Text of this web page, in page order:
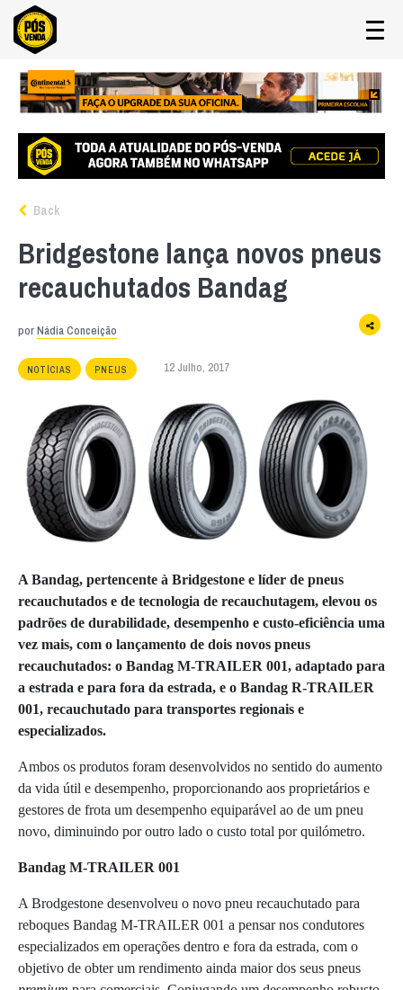
Back
Bridgestone lança novos pneus
recauchutados Bandag
porNádia Conceição
NOTÍCIAS PNEUS 12 Julho, 2017
A Bandag, pertencente à Bridgestone e líder de pneus
recauchutados e de tecnologia de recauchutagem, elevou os
padrões de durabilidade, desempenho e custo-eficiência uma
vez mais, com o lançamento de dois novos pneus
recauchutados: o Bandag M-TRAILER 001, adaptado para
a estrada e para fora da estrada, e o Bandag R-TRAILER
001, recauchutado para transportes regionais e
especializados.
Ambos os produtos foram desenvolvidos no sentido do aumento
da vida útil e desempenho, proporcionando aos proprietários e
gestores de frota um desempenho equiparável ao de um pneu
novo, diminuindo por outro lado o custo total por quilómetro.
Bandag M-TRAILER 001
A Brodgestone desenvolveu o novo pneu recauchutado para
reboques Bandag M-TRAILER 001 a pensar nos condutores
especializados em operações dentro e fora da estrada, com o
objetivo de obter um rendimento ainda maior dos seus pneus